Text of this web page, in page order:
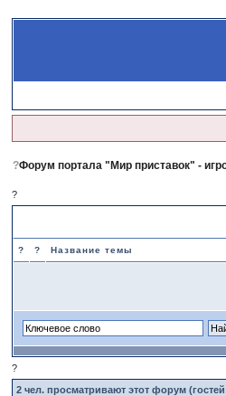
?Форум портала "Мир приставок" -
?
? ? Название темы
?
2 чел. просматривают этот форум